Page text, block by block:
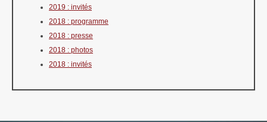
2019 : invités
2018 : programme
2018 : presse
2018 : photos
2018 : invités